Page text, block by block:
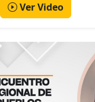
Ver Video